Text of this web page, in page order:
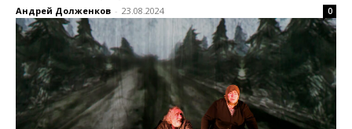
Андрей Долженков - 23.08.2024 0